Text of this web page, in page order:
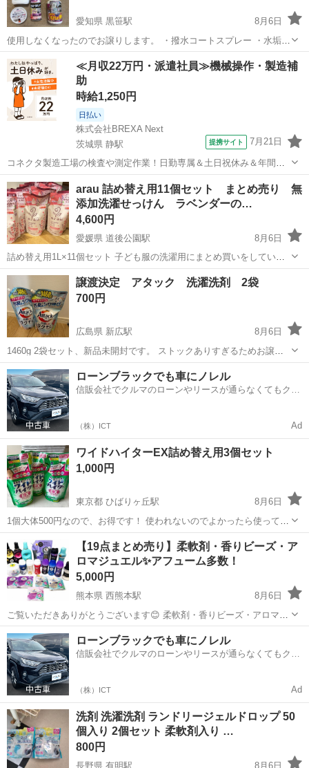
愛知県 黒笹駅
8月6日
使用しなくなったのでお譲りします。 ・撥水コートスプレー ・水垢ク
リーナー ・カビ強力除去スプレー ・多目的クレンザー 月・水・金
16時〜 お日にちはご相談させてください。
愛知 みよし市 黒笹駅 洗濯用品 スプレー
≪月収22万円・派遣社員≫機械操作・製造補
助
時給1,250円
日払い
株式会社BREXA Next
茨城県 静駅
提携サイト 7月21日
コネクタ製造工場の検査や測定作業！日勤専属＆土日祝休み＆年間休
日128日★クリーンルーム内作業★マイカー通勤OK＆無料駐車場あり
★就業先食堂利用可！日払い制度あり！《茨城県常陸大宮市》 人気の
工場のお仕事 ◇コネクタ製造工...
茨城 常陸大宮市 静駅 その他
arau 詰め替え用11個セット まとめ売り 無
添加洗濯せっけん ラベンダーの…
4,600円
愛媛県 道後公園駅
8月6日
詰め替え用1L×11個セット 子ども服の洗濯用にまとめ買いをしていま
したが、下の子が大きくなり、大人の衣服といっしょに洗えるように
なったため出品します。 製造年月日：2026.03.24 - ブランド: arau. (...
愛媛 松山市 道後公園駅 洗濯用品
譲渡決定 アタック 洗濯洗剤 2袋
700円
広島県 新広駅
8月6日
1460g 2袋セット、新品未開封です。 ストックありすぎるためお譲り
します。 呉市、東広島市あたりで譲渡希望です。
広島 呉市 洗濯用品
ローンブラックでも車にノレル
信販会社でクルマのローンやリースが通らなくてもクル
（株）ICT Ad
ワイドハイターEX詰め替え用3個セット
1,000円
東京都 ひばりヶ丘駅
8月6日
1個大体500円なので、お得です！ 使われないのでよかったら使ってく
ださい。 平日は9:00-16:00 土日は要相談 受け取り場所は、フレスポひ
ばりが丘
西東京市 ひばりヶ丘駅 洗濯用品 ワイドハイター
【19点まとめ売り】柔軟剤・香りビーズ・ア
ロマジュエル✨アフューム多数！
5,000円
熊本県 西熊本駅
8月6日
ご覧いただきありがとうございます😊 柔軟剤・香りビーズ・アロマジ
ュエルなど、合計19点のまとめ売りです✨ アフュームを中心に、ダウ
ニーなど人気商品も入っています！ 【状態】 ・新品・開封済みが混ざ
っています。 ・開封...
熊本 熊本市 西熊本駅 洗濯用品
ローンブラックでも車にノレル
信販会社でクルマのローンやリースが通らなくてもクル
（株）ICT Ad
洗剤 洗濯洗剤 ランドリージェルドロップ 50
個入り 2個セット 柔軟剤入り …
800円
長野県 有明駅 8月6日